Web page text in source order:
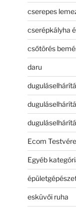
cserepes
cserépkályha
csőtörés
daru
Ecom
Egyéb
esküvői ruha